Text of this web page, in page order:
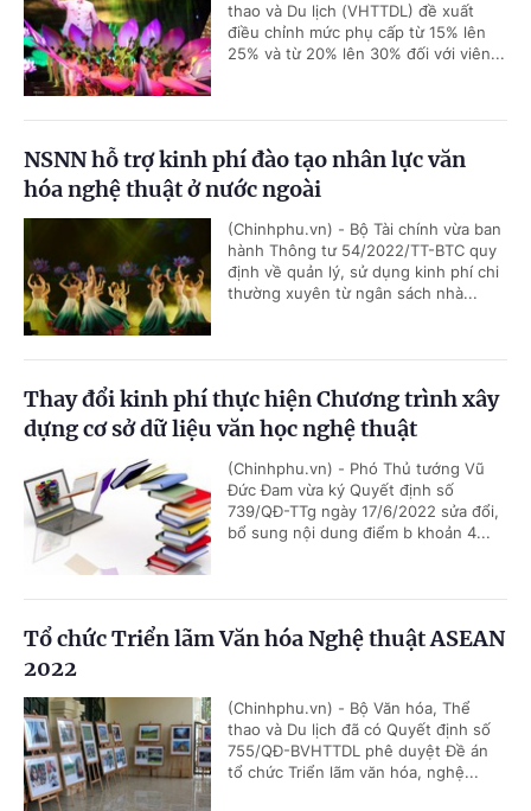
thao và Du lịch (VHTTDL) đề xuất
điều chỉnh mức phụ cấp từ 15% lên
25% và từ 20% lên 30% đối với viên...
NSNN hỗ trợ kinh phí đào tạo nhân lực văn
hóa nghệ thuật ở nước ngoài
(Chinhphu.vn) - Bộ Tài chính vừa ban
hành Thông tư 54/2022/TT-BTC quy
định về quản lý, sử dụng kinh phí chi
thường xuyên từ ngân sách nhà...
Thay đổi kinh phí thực hiện Chương trình xây
dựng cơ sở dữ liệu văn học nghệ thuật
(Chinhphu.vn) - Phó Thủ tướng Vũ
Đức Đam vừa ký Quyết định số
739/QĐ-TTg ngày 17/6/2022 sửa đổi,
bổ sung nội dung điểm b khoản 4...
Tổ chức Triển lãm Văn hóa Nghệ thuật ASEAN
2022
(Chinhphu.vn) - Bộ Văn hóa, Thể
thao và Du lịch đã có Quyết định số
755/QÐ-BVHTTDL phê duyệt Đề án
tổ chức Triển lãm văn hóa, nghệ...